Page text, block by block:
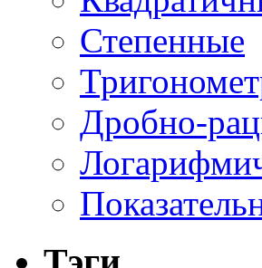
Степенные
Дробно-